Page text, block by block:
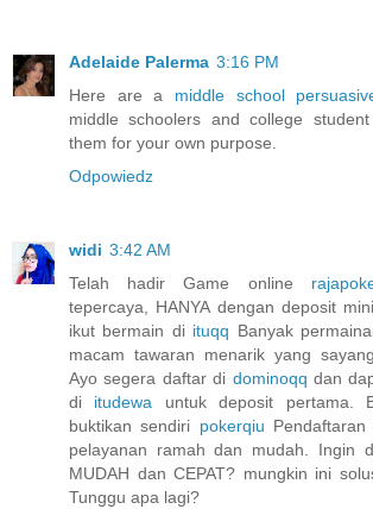
Adelaide Palerma 3:16 PM
Here are a middle school
middle schoolers and college
them for your own purpose.
Odpowiedz
widi 3:42 AM
Telah hadir Game online
tepercaya, HANYA dengan deposit
ikut bermain di ituqq Banyak
macam tawaran menarik yang
Ayo segera daftar di dominoqq dan
di itudewa untuk deposit pertama.
buktikan sendiri pokerqiu Pendaftaran
pelayanan ramah dan mudah. Ingin
MUDAH dan CEPAT? mungkin ini
Tunggu apa lagi?